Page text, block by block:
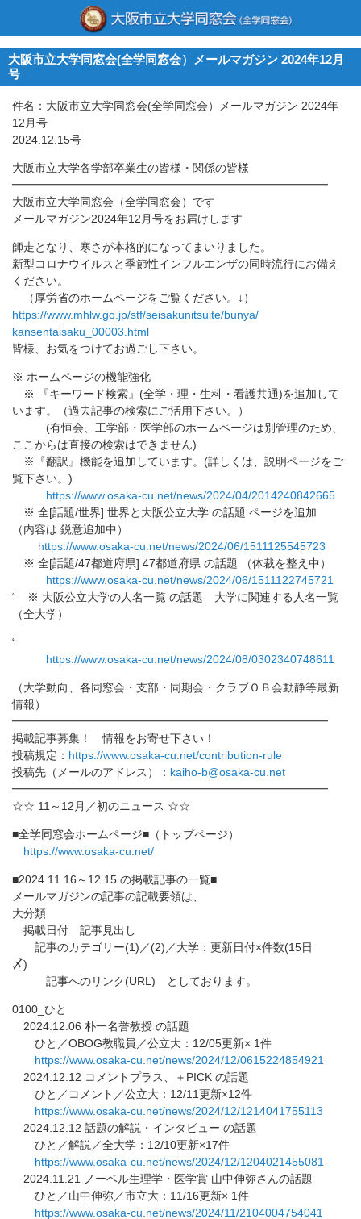
大阪市立大学同窓会(全学同窓会）メールマガジン 2024年12月
号
件名：大阪市立大学同窓会(全学同窓会）メールマガジン 2024年
12月号
2024.12.15号
大阪市立大学各学部卒業生の皆様・関係の皆様
━━━━━━━━━━━━━━━━━━━━━━━━━━━━
大阪市立大学同窓会（全学同窓会）です
メールマガジン2024年12月号をお届けします
師走となり、寒さが本格的になってまいりました。
新型コロナウイルスと季節性インフルエンザの同時流行にお備え
く ださい。
（厚労省のホームページをご覧ください。↓）
https://www.mhlw.go.jp/stf/seisakunitsuite/bunya/
kansentaisaku_00003.html
皆様、お気をつけてお過ごし下さい。
※ ホームページの機能強化
※ 『キーワード検索』(全学・理・生科・看護共通)を追加して
います。（過去記事の検索にご活用下さい。）
(有恒会、工学部・医学部のホームページは別管理のため、
ここからは直接の検索はできません)
※『翻訳』機能を追加しています。(詳しくは、 説明ページをご
覧下さい。)
https://www.osaka-cu.net/news/2024/04/2014240842665
※ 全[話題/世界] 世界と大阪公立大学 の話題 ページを追加
（内容は 鋭意追加中）
https://www.osaka-cu.net/news/2024/06/1511125545723
※ 全[話題/47都道府県] 47都道府県 の話題 （体裁を整え中）
https://www.osaka-cu.net/news/2024/06/1511122745721
“ ※ 大阪公立大学の人名一覧 の話題 大学に関連する人名一覧
（全大学）
“
https://www.osaka-cu.net/news/2024/08/0302340748611
（大学動向、各同窓会・支部・同期会・ クラブＯＢ会動静等最新
情報）
━━━━━━━━━━━━━━━━━━━━━━━━━━━━
掲載記事募集！ 情報をお寄せ下さい！
投稿規定： https://www.osaka-cu.net/contribution-rule
投稿先（メールのアドレス）： kaiho-b@osaka-cu.net
━━━━━━━━━━━━━━━━━━━━━━━━━━━━
☆☆ 11～12月／初のニュース ☆☆
■全学同窓会ホームページ■（トップページ）
https://www.osaka-cu.net/
■2024.11.16～12.15 の掲載記事の一覧■
メールマガジンの記事の記載要領は、
大分類
掲載日付 記事見出し
記事のカテゴリー(1)／(2)／大学：更新日付×件数(15日
〆)
記事へのリンク(URL) としております。
0100_ひと
2024.12.06 朴一名誉教授 の話題
ひと／OBOG教職員／公立大：12/05更新× 1件
https://www.osaka-cu.net/news/2024/12/0615224854921
2024.12.12 コメントプラス、＋PICK の話題
ひと／コメント／公立大：12/11更新×12件
https://www.osaka-cu.net/news/2024/12/1214041755113
2024.12.12 話題の解説・インタビュー の話題
ひと／解説／全大学：12/10更新×17件
https://www.osaka-cu.net/news/2024/12/1204021455081
2024.11.21 ノーベル生理学・医学賞 山中伸弥さんの話題
ひと／山中伸弥／市立大：11/16更新× 1件
https://www.osaka-cu.net/news/2024/11/2104004754041